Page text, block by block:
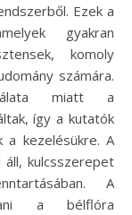
Ezek a
gyakran
komoly
számára.
miatt a
így a kutatók
a kezelésükre. A
kulcsszerepet
A
a bélflóra